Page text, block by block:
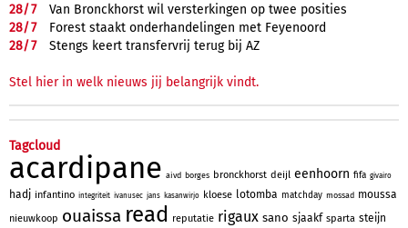
28/7
Van Bronckhorst wil versterkingen op twee posities
28/7
Forest staakt onderhandelingen met Feyenoord
28/7 Stengs keert transfervrij terug bij AZ
Stel hier in welk nieuws jij belangrijk vindt.
Tagcloud
acardipane aivd borges bronckhorst deijl eenhoorn fifa givairo
hadj infantino integriteit ivanusec jans kasanwirjo kloese lotomba matchday mossad moussa
nieuwkoop ouaissa read reputatie rigaux sano sjaakf sparta steijn